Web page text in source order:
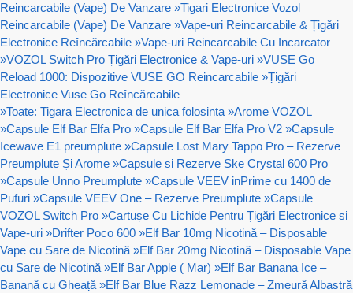
Reincarcabile (Vape) De Vanzare »Tigari Electronice Vozol
Reincarcabile (Vape) De Vanzare »Vape-uri Reincarcabile & Țigări
Electronice Reîncărcabile »Vape-uri Reincarcabile Cu Incarcator
»VOZOL Switch Pro Țigări Electronice & Vape-uri »VUSE Go
Reload 1000: Dispozitive VUSE GO Reincarcabile »Țigări
Electronice Vuse Go Reîncărcabile
»Toate: Tigara Electronica de unica folosinta »Arome VOZOL
»Capsule Elf Bar Elfa Pro »Capsule Elf Bar Elfa Pro V2 »Capsule
Icewave E1 preumplute »Capsule Lost Mary Tappo Pro – Rezerve
Preumplute Și Arome »Capsule si Rezerve Ske Crystal 600 Pro
»Capsule Unno Preumplute »Capsule VEEV inPrime cu 1400 de
Pufuri »Capsule VEEV One – Rezerve Preumplute »Capsule
VOZOL Switch Pro »Cartușe Cu Lichide Pentru Țigări Electronice si
Vape-uri »Drifter Poco 600 »Elf Bar 10mg Nicotină – Disposable
Vape cu Sare de Nicotină »Elf Bar 20mg Nicotină – Disposable Vape
cu Sare de Nicotină »Elf Bar Apple ( Mar) »Elf Bar Banana Ice –
Banană cu Gheață »Elf Bar Blue Razz Lemonade – Zmeură Albastră